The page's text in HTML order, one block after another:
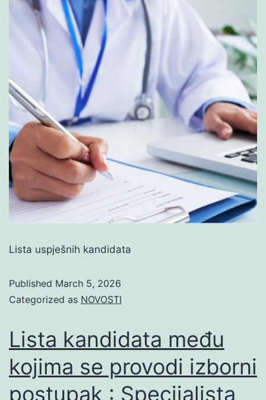
Lista uspješnih kandidata
Published March 5, 2026
Categorized as NOVOSTI
Lista kandidata među
kojima se provodi izborni
postupak : Specijalista